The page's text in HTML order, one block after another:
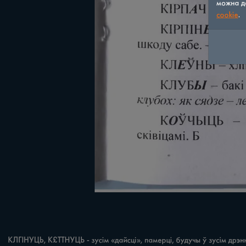
КЛГІНУЦЬ, К£ТТНУЦЬ - зусім «дайсці», памерці, будучы ў зусім
можна
cookie.